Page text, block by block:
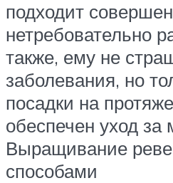
подходит
нетребовательно
также, ему не
заболевания, но
посадки на
обеспечен уход за
Выращивание
способами